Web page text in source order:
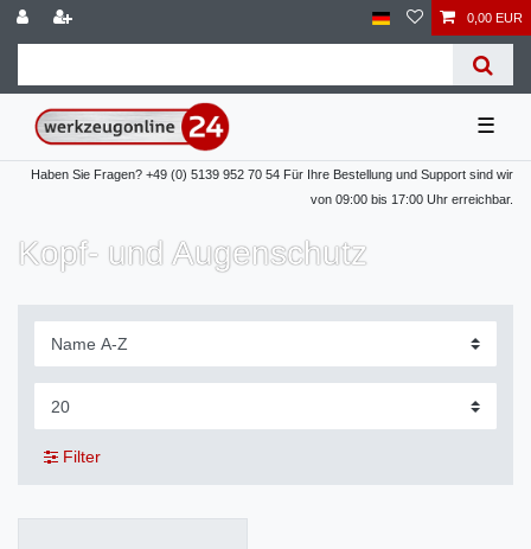
0,00 EUR
☰
Haben Sie Fragen? +49 (0) 5139 952 70 54 Für Ihre Bestellung und Support sind wir
von 09:00 bis 17:00 Uhr erreichbar.
Kopf- und Augenschutz
Filter